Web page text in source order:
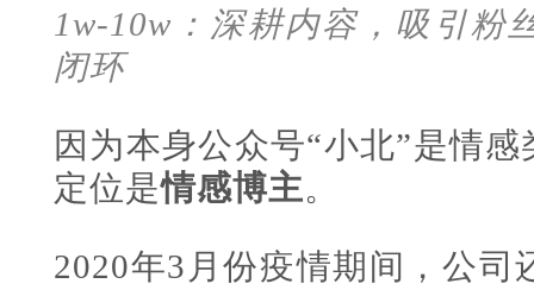
1w-10w：深耕内容，吸引粉
闭环
因为本身公众号“小北”是情
定位是情感博主。
2020年3月份疫情期间，公